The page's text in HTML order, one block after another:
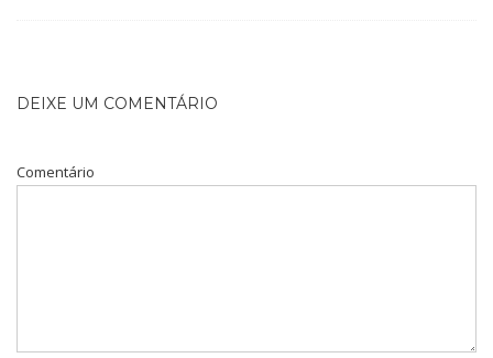
DEIXE UM COMENTÁRIO
Comentário